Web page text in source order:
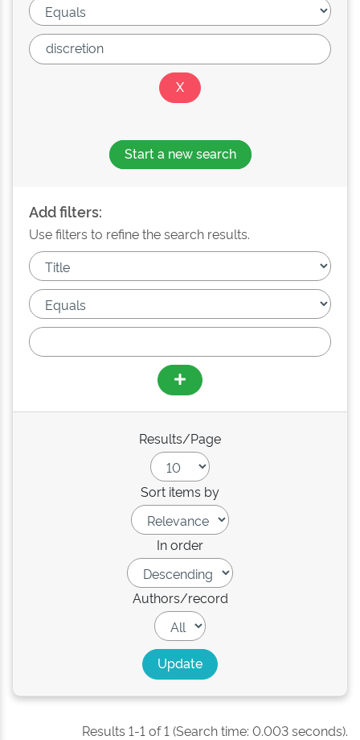
Start a new search
Add filters:
Use filters to refine the search results.
Results/Page
Sort items by
In order
Authors/record
Results 1-1 of 1 (Search time: 0.003 seconds).